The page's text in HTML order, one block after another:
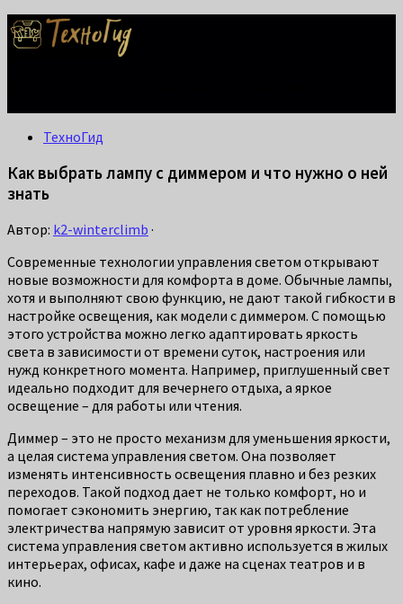
ТехноГид
Как выбрать лампу с диммером и что нужно о ней
знать
Автор: k2-winterclimb ·
Современные технологии управления светом открывают
новые возможности для комфорта в доме. Обычные лампы,
хотя и выполняют свою функцию, не дают такой гибкости в
настройке освещения, как модели с диммером. С помощью
этого устройства можно легко адаптировать яркость
света в зависимости от времени суток, настроения или
нужд конкретного момента. Например, приглушенный свет
идеально подходит для вечернего отдыха, а яркое
освещение – для работы или чтения.
Диммер – это не просто механизм для уменьшения яркости,
а целая система управления светом. Она позволяет
изменять интенсивность освещения плавно и без резких
переходов. Такой подход дает не только комфорт, но и
помогает сэкономить энергию, так как потребление
электричества напрямую зависит от уровня яркости. Эта
система управления светом активно используется в жилых
интерьерах, офисах, кафе и даже на сценах театров и в
кино.